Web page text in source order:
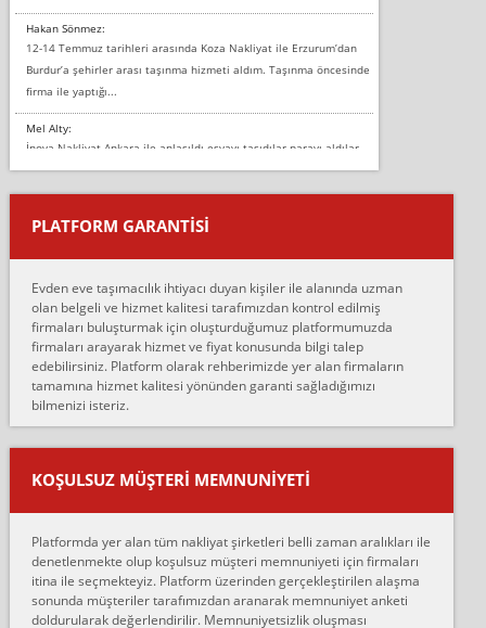
Hakan Sönmez:
12-14 Temmuz tarihleri arasında Koza Nakliyat ile Erzurum’dan
Burdur’a şehirler arası taşınma hizmeti aldım. Taşınma öncesinde
firma ile yaptığı...
Mel Alty:
İnova Nakliyat Ankara ile anlaşıldı eşyayı taşıdılar parayı aldılar.
Salon duvarına bir baktım birisi boydan alüminyum renkli bantı
yapıştırm...
Murat:
çalıştıklarını, müş...
Ahmet:
Lüleburgaz güngünes evden eve naklyat eşyalarımı taşımak için
anlaştık sabah eve geldiklerinde de eşyalarımı düzgün şekilde
sarcaz demelerine r...
mehmet güldü:
Ankara ALİCANLAR NAKLİYAT Tutarsız ve ticari ahlak problemleri
var verdikleri fiyat teklifini arttırdılar. Sonrasında taşıma gününde
oldukça tutarsı...
Ankara Alicanlar naklyat tel 5465524025. 2600 TL'ye ankaradan
Konya ya Alicanlar naklyat la anlaştık bu şahıs evin taşınacağı gün
fiyatın mazoto gele...
PLATFORM GARANTİSİ
Evden eve taşımacılık ihtiyacı duyan kişiler ile alanında uzman
olan belgeli ve hizmet kalitesi tarafımızdan kontrol edilmiş
firmaları buluşturmak için oluşturduğumuz platformumuzda
firmaları arayarak hizmet ve fiyat konusunda bilgi talep
edebilirsiniz. Platform olarak rehberimizde yer alan firmaların
tamamına hizmet kalitesi yönünden garanti sağladığımızı
bilmenizi isteriz.
KOŞULSUZ MÜŞTERI MEMNUNIYETI
Platformda yer alan tüm nakliyat şirketleri belli zaman aralıkları ile
denetlenmekte olup koşulsuz müşteri memnuniyeti için firmaları
itina ile seçmekteyiz. Platform üzerinden gerçekleştirilen alaşma
sonunda müşteriler tarafımızdan aranarak memnuniyet anketi
doldurularak değerlendirilir. Memnuniyetsizlik oluşması